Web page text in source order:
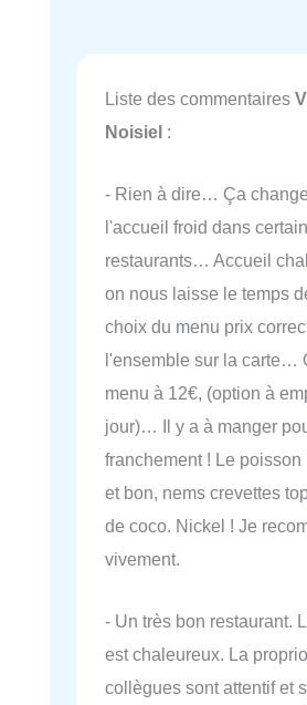
Liste des commentaires
Noisiel :
- Rien à dire… Ça
l'accueil froid dans
restaurants… Accueil
on nous laisse le temps
choix du menu prix
l'ensemble sur la carte…
menu à 12€, (option à
jour)… Il y a à manger
franchement ! Le poisson
et bon, nems crevettes
de coco. Nickel ! Je
vivement.
- Un très bon restaurant.
est chaleureux. La
collègues sont attentif et